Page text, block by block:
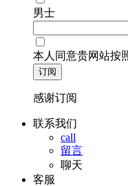
男士
本人同意贵网站按
订阅
感谢订阅
联系我们
call
留言
聊天
客服